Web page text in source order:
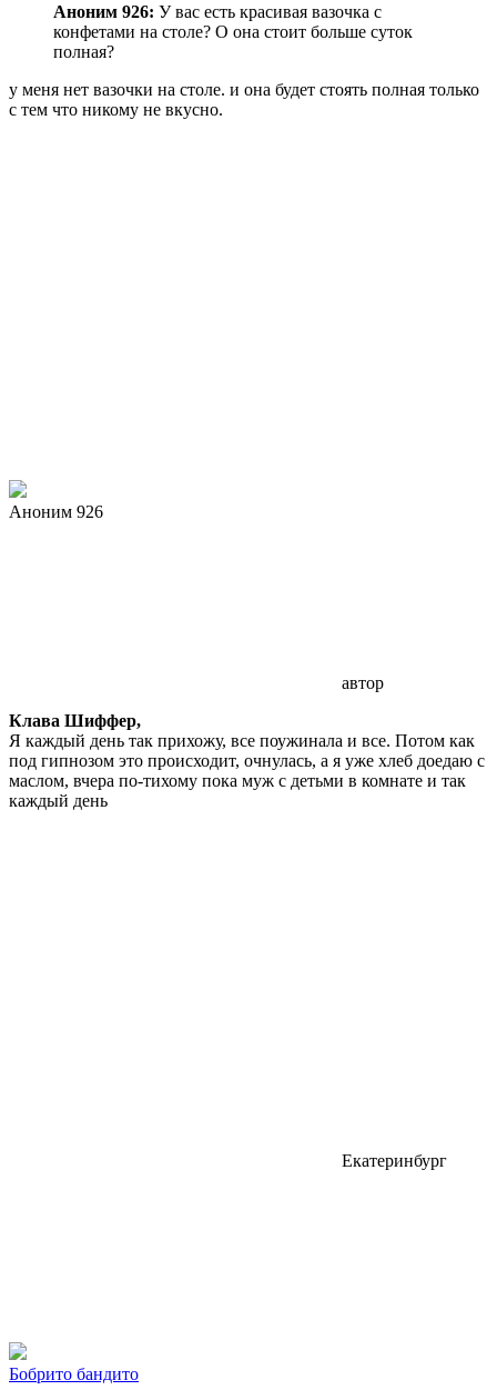
Аноним 926: У вас есть красивая вазочка с
конфетами на столе? О она стоит больше суток
полная?
у меня нет вазочки на столе. и она будет стоять полная только
с тем что никому не вкусно.
Аноним 926
автор
Клава Шиффер,
Я каждый день так прихожу, все поужинала и все. Потом как
под гипнозом это происходит, очнулась, а я уже хлеб доедаю с
маслом, вчера по-тихому пока муж с детьми в комнате и так
каждый день
Екатеринбург
Бобрито бандито